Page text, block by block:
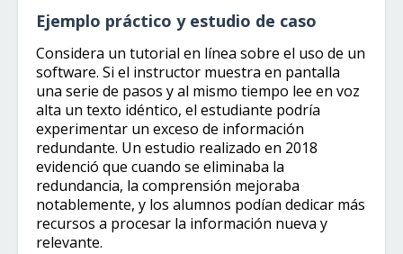
Ejemplo práctico y estudio de caso
Considera un tutorial en línea sobre el uso de un
software. Si el instructor muestra en pantalla
una serie de pasos y al mismo tiempo lee en voz
alta un texto idéntico, el estudiante podría
experimentar un exceso de información
redundante. Un estudio realizado en 2018
evidenció que cuando se eliminaba la
redundancia, la comprensión mejoraba
notablemente, y los alumnos podían dedicar más
recursos a procesar la información nueva y
relevante.